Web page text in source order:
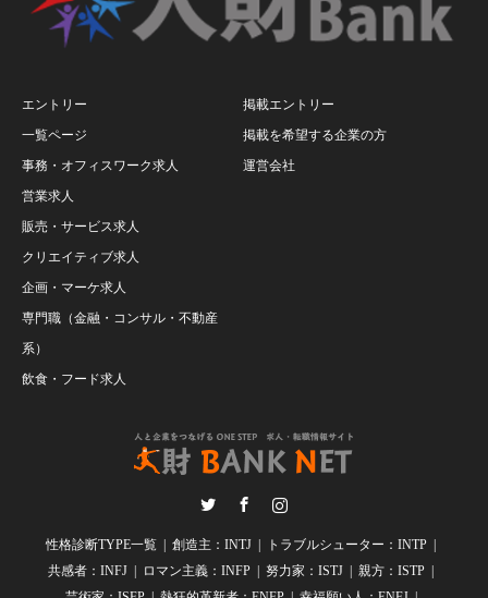
エントリー
一覧ページ
事務・オフィスワーク求人
営業求人
販売・サービス求人
クリエイティブ求人
企画・マーケ求人
専門職（金融・コンサル・不動産
系）
飲食・フード求人
掲載エントリー
掲載を希望する企業の方
運営会社
性格診断TYPE一覧 創造主：INTJ
トラブルシューター：INTP
共感者：INFJ
ロマン主義：INFP 努力家：ISTJ
親方：ISTP